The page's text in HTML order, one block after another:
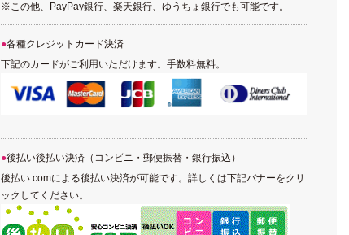
※この他、PayPay銀行、楽天銀行、ゆうちょ銀行でも可能です。
各種クレジットカード決済
下記のカードがご利用いただけます。手数料無料。
後払い後払い決済（コンビニ・郵便振替・銀行振込）
後払い.comによる後払い決済が可能です。詳しくは下記バナーをクリ
ックしてください。